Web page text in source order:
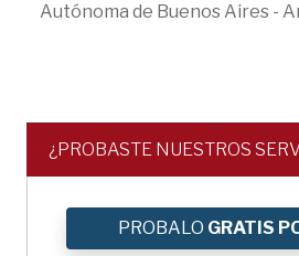
Autónoma de Buenos Aires -
¿PROBASTE NUESTROS
PROBALO GRATIS